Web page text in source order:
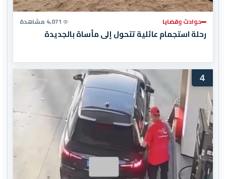
حوادث وقضايا 4,071 مشاهدة
رحلة استجمام عائلية تتحول إلى مأساة بالجديدة
4